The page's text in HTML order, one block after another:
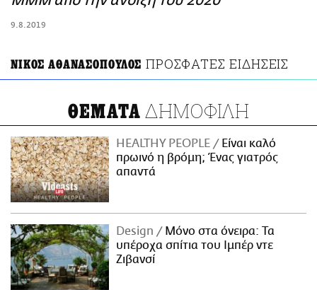
9.8.2019
ΝΙΚΟΣ ΑΘΑΝΑΣΟΠΟΥΛΟΣ ΠΡΟΣΦΑΤΕΣ ΕΙΔΗΣΕΙΣ
ΘΕΜΑΤΑ ΔΗΜΟΦΙΛΗ
HEALTHY PEOPLE
Είναι καλό
πρωινό η βρόμη; Ένας γιατρός
απαντά
Design
Μόνο στα όνειρα: Τα
υπέροχα σπίτια του Ιμπέρ ντε
Ζιβανσί